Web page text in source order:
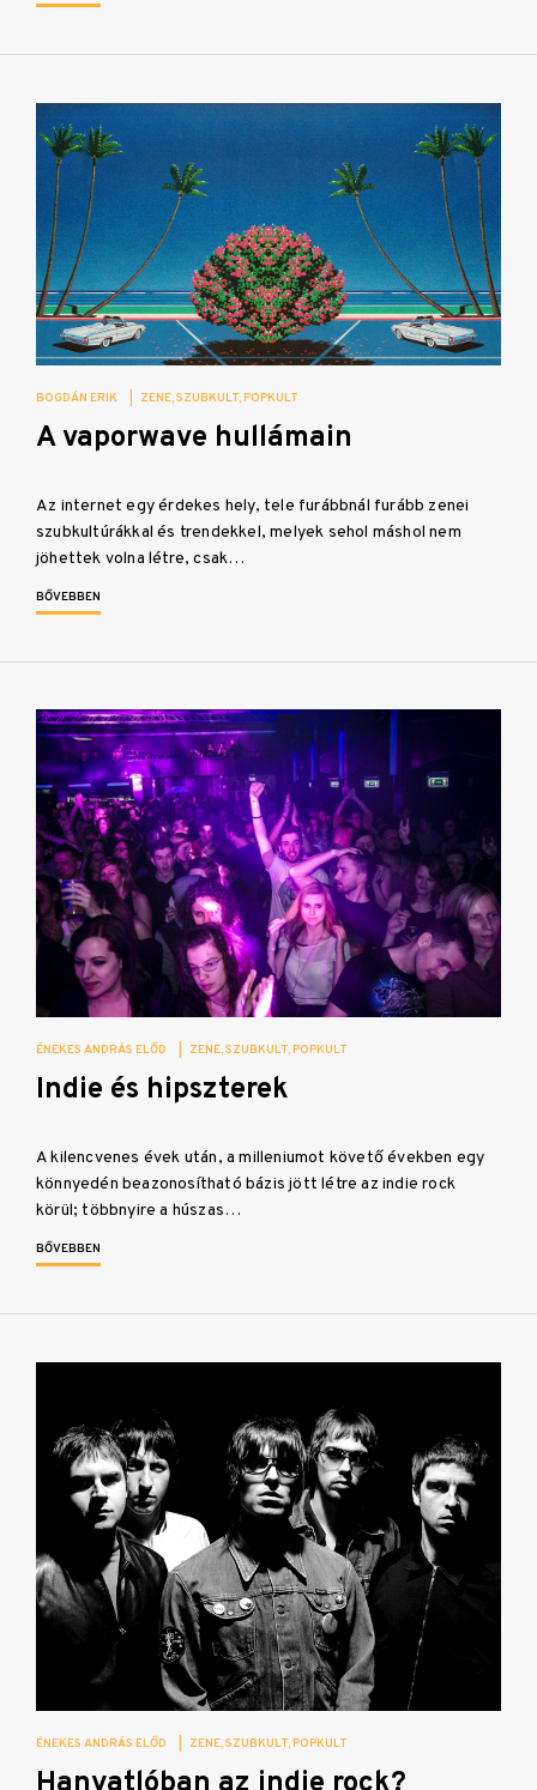
BOGDÁN ERIK ZENE SZUBKULT POPKULT
A vaporwave hullámain
Az internet egy érdekes hely, tele furábbnál furább zenei
szubkultúrákkal és trendekkel, melyek sehol máshol nem
jöhettek volna létre, csak…
BŐVEBBEN
ÉNEKES ANDRÁS ELŐD ZENE SZUBKULT POPKULT
Indie és hipszterek
A kilencvenes évek után, a milleniumot követő években egy
könnyedén beazonosítható bázis jött létre az indie rock
körül; többnyire a húszas…
BŐVEBBEN
ÉNEKES ANDRÁS ELŐD ZENE SZUBKULT POPKULT